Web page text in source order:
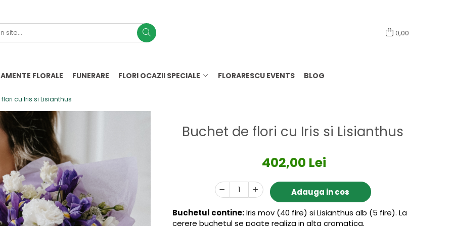
0,00
FLORALE FUNERARE FLORI OCAZII SPECIALE FLORARESCU EVENTS BLOG
cu Iris si Lisianthus
Buchet de flori cu Iris si Lisianthus
402,00 Lei
Adauga in cos
Buchetul contine:Iris mov (40 fire) si Lisianthus alb (5 fire). La
cerere buchetul se poate realiza in alta cromatica.